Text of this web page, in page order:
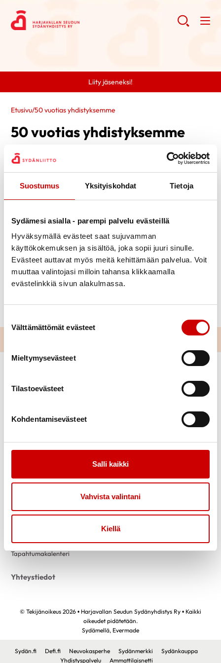
Suostumus Yksityiskohdat Tietoja
Sydämesi asialla - parempi palvelu evästeillä
Hyväksymällä evästeet saat sujuvamman
käyttökokemuksen ja sisältöä, joka sopii juuri sinulle.
Evästeet auttavat myös meitä kehittämään palvelua. Voit
muuttaa valintojasi milloin tahansa klikkaamalla
evästelinkkiä sivun alakulmassa.
Välttämättömät evästeet
Mieltymysevästeet
Tilastoevästeet
Kohdentamisevästeet
Salli kaikki
Vahvista valintani
Kiellä
Liity jäseneksi!
Etusivu/50 vuotias yhdistyksemme
50 vuotias yhdistyksemme
Julkaistu 13.10.2022
Jaa WhatsappJaa Facebook
Jaa TwitterJaa Linkedin
Jaa EmailJaa Print
Harjavalta-salissa Myllykatu 3 klo 14:00
Link to facebook
Link to twitter
Link to instagram
Link to youtube
Vertaistuki
Liity jäseneksi
Tapahtumakalenteri
Jäsenedut
Yhteystiedot
© Tekijänoikeus 2026 • Harjavallan Seudun Sydänyhdistys Ry • Kaikki
oikeudet pidätetään.
Sydämellä, Evermade
Sydän.fi Defi.fi Neuvokasperhe Sydänmerkki
Sydänkauppa
Yhdistyspalvelu
Ammattilaisnetti